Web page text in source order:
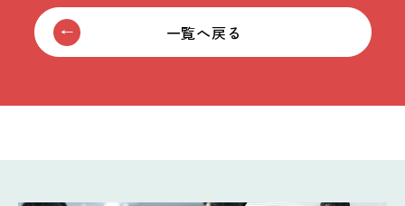
一覧へ戻る